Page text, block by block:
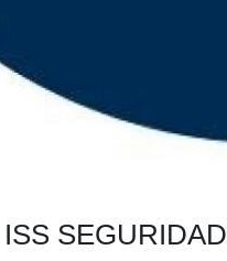
SEGURIDAD